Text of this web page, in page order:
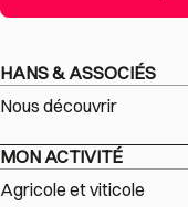
HANS & ASSOCIÉS
Nous découvrir
MON ACTIVITÉ
Agricole et viticole